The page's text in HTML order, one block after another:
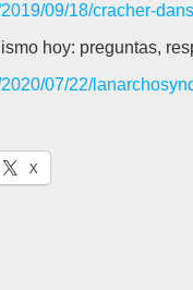
09/18/cracher-
hoy: preguntas,
07/22/
X